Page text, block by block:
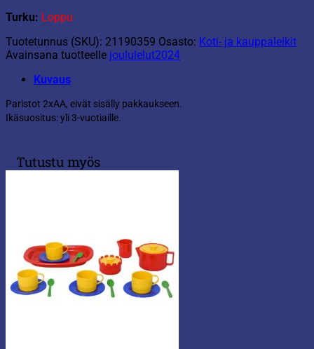
Turku: Loppu
Tuotetunnus (SKU): 21190359 Osasto: Koti- ja kauppaleikit
Avainsana tuotteelle joululelut2024
Kuvaus
Paristot 2xAA, eivät sisälly pakkaukseen.
Ikäsuositus: yli 3-vuotiaille.
Tutustu myös